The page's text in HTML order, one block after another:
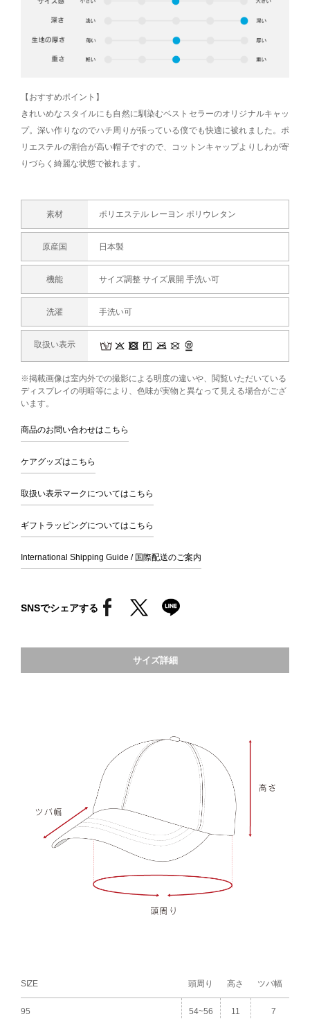
【おすすめポイント】
きれいめなスタイルにも自然に馴染むベストセラーのオリジナルキャッ
プ。深い作りなのでハチ周りが張っている僕でも快適に被れました。ポ
リエステルの割合が高い帽子ですので、コットンキャップよりしわが寄
りづらく綺麗な状態で被れます。
素材 ポリエステル レーヨン ポリウレタン
原産国 日本製
機能 サイズ調整 サイズ展開 手洗い可
洗濯 手洗い可
取扱い表示
※掲載画像は室内外での撮影による明度の違いや、閲覧いただいている
ディスプレイの明暗等により、色味が実物と異なって見える場合がござ
います。
商品のお問い合わせはこちら
ケアグッズはこちら
取扱い表示マークについてはこちら
ギフトラッピングについてはこちら
International Shipping Guide / 国際配送のご案内
SNSでシェアする
サイズ詳細
SIZE 頭周り 高さ ツバ幅
95 54~56 11 7